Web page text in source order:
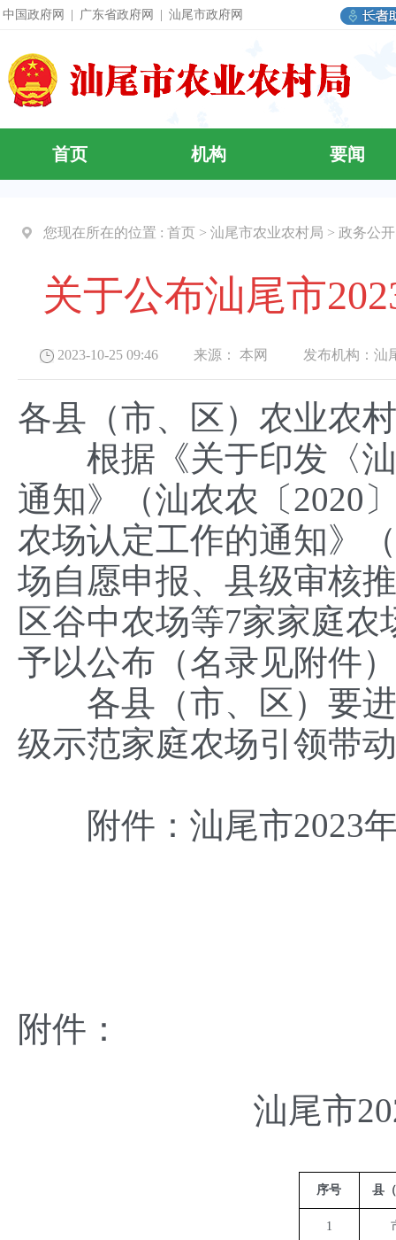
中国政府网 广东省政府网 汕尾市政府网
首页 机构 要闻
您现在所在的位置 : 首页 > 汕尾市农业农村局 > 政务公开
关于公布汕尾市
2023-10-25 09:46 来源： 本网 发布机构： 汕
各县（市、区）农业农
根据《关于印发〈汕
通知》（汕农农〔2020
农场认定工作的通知》
场自愿申报、县级审核
区谷中农场等7家家庭
予以公布（名录见附件
各县（市、区）要进
级示范家庭农场引领带
附件：汕尾市2023年
附件：
汕尾市
序号 县
1